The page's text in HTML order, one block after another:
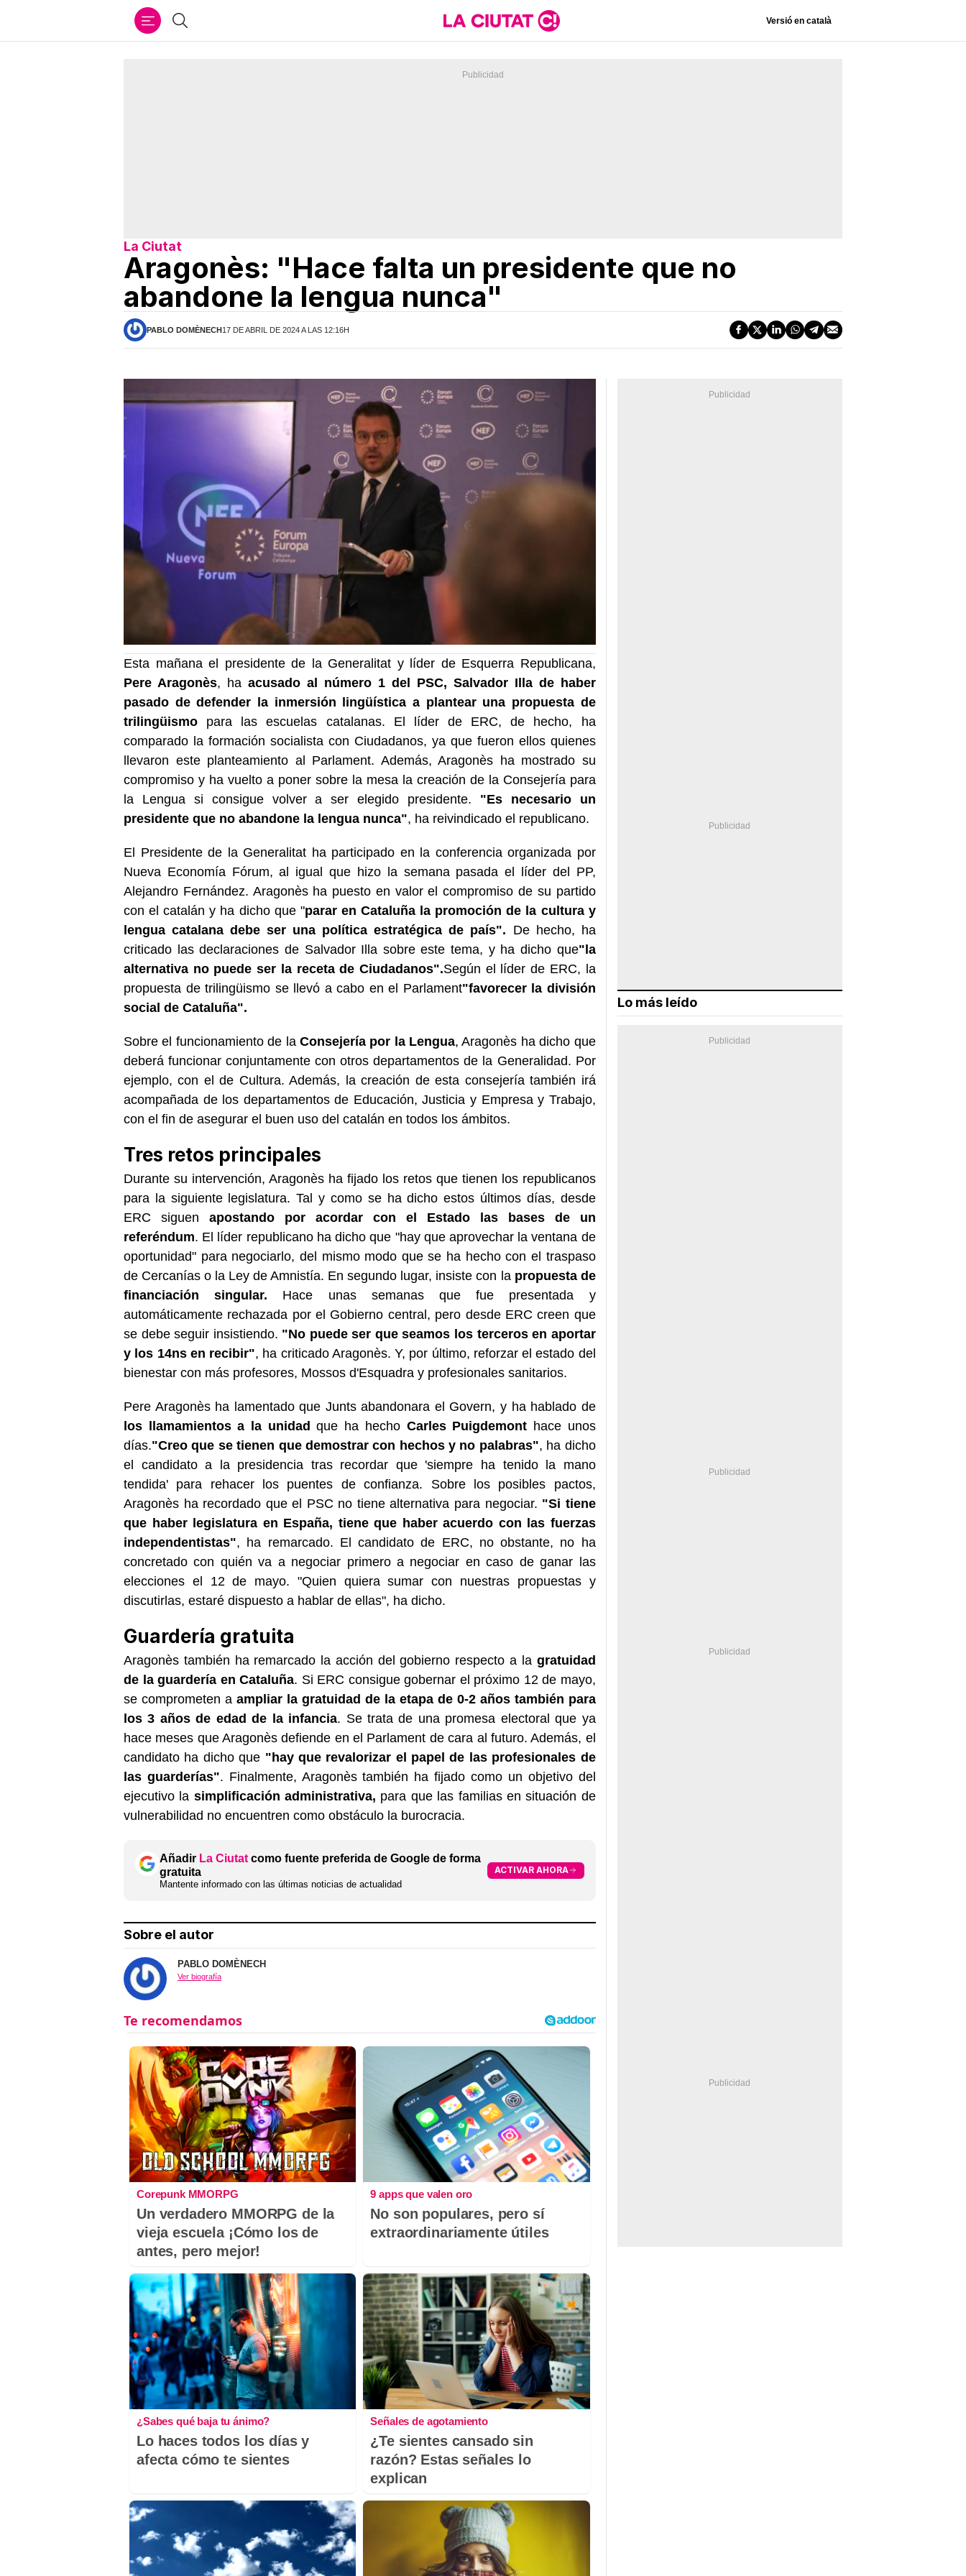
Buscar Versió en català
La Ciutat
Aragonès: "Hace falta un presidente que no
abandone la lengua nunca"
PABLO DOMÈNECH17 DE ABRIL DE 2024 A LAS 12:16H
Esta mañana el presidente de la Generalitat y líder de Esquerra Republicana,
Pere Aragonès, ha acusado al número 1 del PSC, Salvador Illa de haber
pasado de defender la inmersión lingüística a plantear una propuesta de
trilingüismo para las escuelas catalanas. El líder de ERC, de hecho, ha
comparado la formación socialista con Ciudadanos, ya que fueron ellos quienes
llevaron este planteamiento al Parlament. Además, Aragonès ha mostrado su
compromiso y ha vuelto a poner sobre la mesa la creación de la Consejería para
la Lengua si consigue volver a ser elegido presidente. "Es necesario un
presidente que no abandone la lengua nunca", ha reivindicado el republicano.
El Presidente de la Generalitat ha participado en la conferencia organizada por
Nueva Economía Fórum, al igual que hizo la semana pasada el líder del PP,
Alejandro Fernández. Aragonès ha puesto en valor el compromiso de su partido
con el catalán y ha dicho que "parar en Cataluña la promoción de la cultura y
lengua catalana debe ser una política estratégica de país". De hecho, ha
criticado las declaraciones de Salvador Illa sobre este tema, y ha dicho que"la
alternativa no puede ser la receta de Ciudadanos".Según el líder de ERC, la
propuesta de trilingüismo se llevó a cabo en el Parlament"favorecer la división
social de Cataluña".
Sobre el funcionamiento de la Consejería por la Lengua, Aragonès ha dicho que
deberá funcionar conjuntamente con otros departamentos de la Generalidad. Por
ejemplo, con el de Cultura. Además, la creación de esta consejería también irá
acompañada de los departamentos de Educación, Justicia y Empresa y Trabajo,
con el fin de asegurar el buen uso del catalán en todos los ámbitos.
Tres retos principales
Durante su intervención, Aragonès ha fijado los retos que tienen los republicanos
para la siguiente legislatura. Tal y como se ha dicho estos últimos días, desde
ERC siguen apostando por acordar con el Estado las bases de un
referéndum. El líder republicano ha dicho que "hay que aprovechar la ventana de
oportunidad" para negociarlo, del mismo modo que se ha hecho con el traspaso
de Cercanías o la Ley de Amnistía. En segundo lugar, insiste con la propuesta de
financiación singular. Hace unas semanas que fue presentada y
automáticamente rechazada por el Gobierno central, pero desde ERC creen que
se debe seguir insistiendo. "No puede ser que seamos los terceros en aportar
y los 14ns en recibir", ha criticado Aragonès. Y, por último, reforzar el estado del
bienestar con más profesores, Mossos d'Esquadra y profesionales sanitarios.
Pere Aragonès ha lamentado que Junts abandonara el Govern, y ha hablado de
los llamamientos a la unidad que ha hecho Carles Puigdemont hace unos
días."Creo que se tienen que demostrar con hechos y no palabras", ha dicho
el candidato a la presidencia tras recordar que 'siempre ha tenido la mano
tendida' para rehacer los puentes de confianza. Sobre los posibles pactos,
Aragonès ha recordado que el PSC no tiene alternativa para negociar. "Si tiene
que haber legislatura en España, tiene que haber acuerdo con las fuerzas
independentistas", ha remarcado. El candidato de ERC, no obstante, no ha
concretado con quién va a negociar primero a negociar en caso de ganar las
elecciones el 12 de mayo. "Quien quiera sumar con nuestras propuestas y
discutirlas, estaré dispuesto a hablar de ellas", ha dicho.
Guardería gratuita
Aragonès también ha remarcado la acción del gobierno respecto a la gratuidad
de la guardería en Cataluña. Si ERC consigue gobernar el próximo 12 de mayo,
se comprometen a ampliar la gratuidad de la etapa de 0-2 años también para
los 3 años de edad de la infancia. Se trata de una promesa electoral que ya
hace meses que Aragonès defiende en el Parlament de cara al futuro. Además, el
candidato ha dicho que "hay que revalorizar el papel de las profesionales de
las guarderías". Finalmente, Aragonès también ha fijado como un objetivo del
ejecutivo la simplificación administrativa, para que las familias en situación de
vulnerabilidad no encuentren como obstáculo la burocracia.
Añadir La Ciutat como fuente preferida de Google de forma
gratuita
Mantente informado con las últimas noticias de actualidad
ACTIVAR AHORA
Sobre el autor
PABLO DOMÈNECH
Ver biografía
Corepunk MMORPG
Un verdadero MMORPG de la
vieja escuela ¡Cómo los de
antes, pero mejor!
9 apps que valen oro
No son populares, pero sí
extraordinariamente útiles
¿Sabes qué baja tu ánimo?
Lo haces todos los días y
afecta cómo te sientes
Señales de agotamiento
¿Te sientes cansado sin
razón? Estas señales lo
explican
Lo más leído